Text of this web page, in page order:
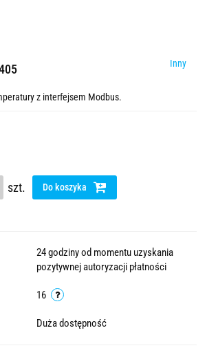
Inny
z interfejsem Modbus.
szt. Do koszyka
24 godziny od momentu uzyskania
pozytywnej autoryzacji płatności
16
Duża dostępność